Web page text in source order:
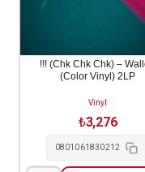
!!! (Chk Chk Chk) –
(Color Vinyl) 2LP
Vinyl
₺3,276
0801061830212